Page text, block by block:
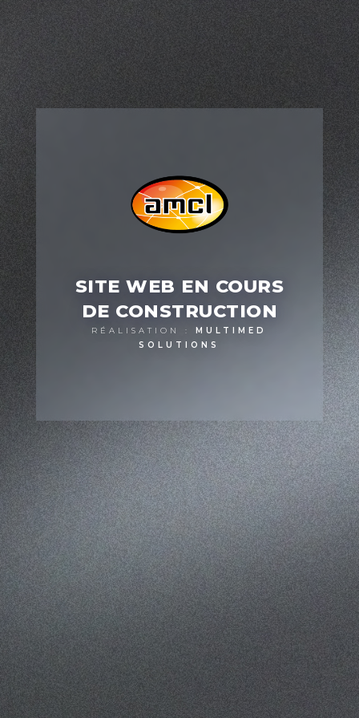
SITE WEB EN COURS
DE CONSTRUCTION
RÉALISATION :MULTIMED
SOLUTIONS